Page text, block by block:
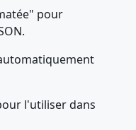
pour
l'utiliser dans